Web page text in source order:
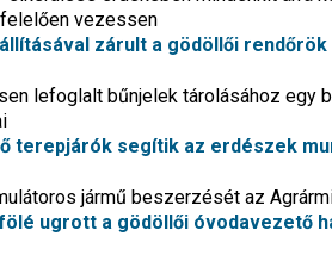
vezessen
zárult a gödöllői rendőrök
lefoglalt bűnjelek tárolásához egy
terepjárók segítik az erdészek
jármű beszerzését az
ugrott a gödöllői óvodavezető